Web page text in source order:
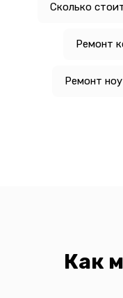
Сколько
Ремонт
Ремонт
Как